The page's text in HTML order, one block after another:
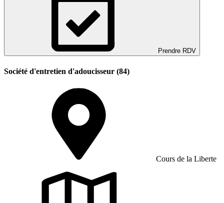
Prendre RDV
Société d'entretien d'adoucisseur (84)
Cours de la Liberte